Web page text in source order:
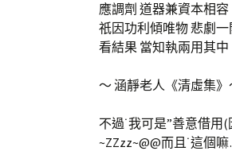
應調劑 道器兼資本相容
祇因功利傾唯物 悲劇
看結果 當知執兩用其中
～ 涵靜老人《清虛集》
不過˙我可是”善意借用
~ZZzz~@@而且˙這個